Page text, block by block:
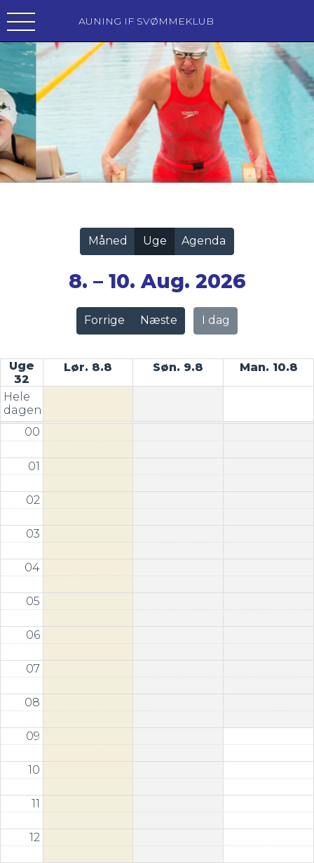
AUNING IF SVØMMEKLUB
Forrige Næste I dag
8. – 10. Aug. 2026
Måned Uge Agenda
Uge
32
Lør. 8.8 Søn. 9.8 Man. 10.8
Hele
dagen
00
01
02
03
04
05
06
07
08
09
10
11
12